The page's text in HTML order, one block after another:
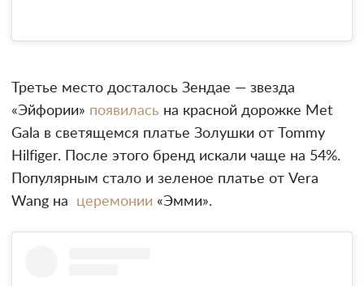
Третье место досталось Зендае — звезда
«Эйфории» появилась на красной дорожке Met
Gala в светящемся платье Золушки от Tommy
Hilfiger. После этого бренд искали чаще на 54%.
Популярным стало и зеленое платье от Vera
Wang на
церемонии «Эмми».